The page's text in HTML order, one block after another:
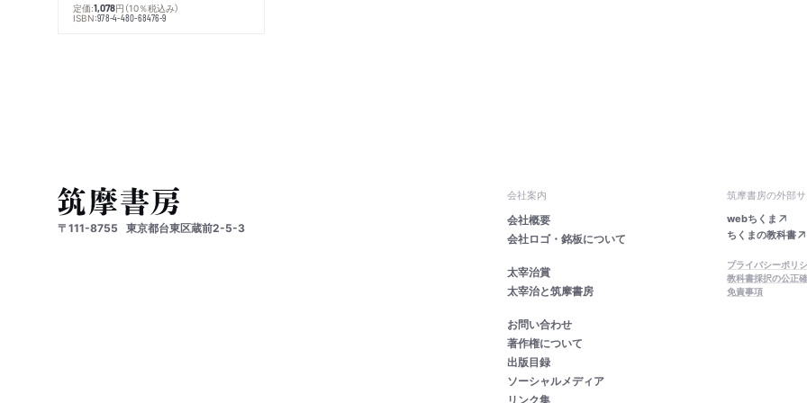
定価:1,078円 （10％税込み）
ISBN:978-4-480-68476-9
〒111-8755 東京都台東区蔵前2-5-3
会社案内
会社概要
会社ロゴ・銘板について
太宰治賞
太宰治と筑摩書房
お問い合わせ
著作権について
出版目録
ソーシャルメディア
リンク集
筑摩書房の外部サ
webちくま
ちくまの教科書
プライバシーポリ
教科書採択の公正
免責事項